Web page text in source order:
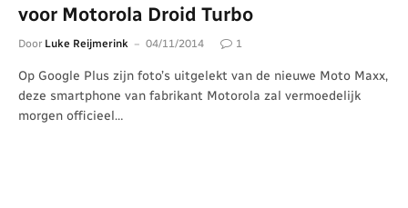
voor Motorola Droid Turbo
Door Luke Reijmerink 04/11/2014 1
Op Google Plus zijn foto’s uitgelekt van de nieuwe Moto Maxx,
deze smartphone van fabrikant Motorola zal vermoedelijk
morgen officieel…